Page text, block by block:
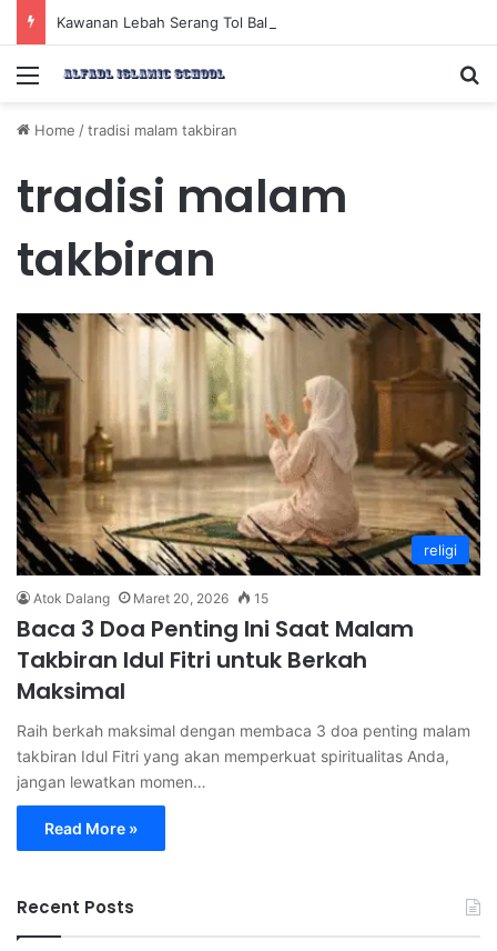
Menu
Home /tradisi malam takbiran
tradisi malam
takbiran
religi
Atok Dalang Maret 20, 2026 15
Baca 3 Doa Penting Ini Saat Malam
Takbiran Idul Fitri untuk Berkah
Maksimal
Raih berkah maksimal dengan membaca 3 doa penting malam
takbiran Idul Fitri yang akan memperkuat spiritualitas Anda,
jangan lewatkan momen…
Read More »
Recent Posts